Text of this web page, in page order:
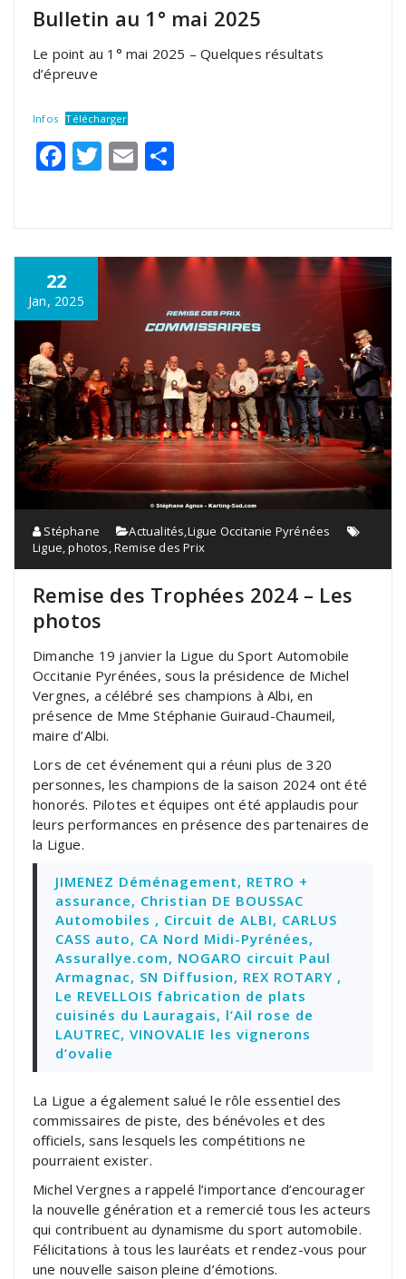
Bulletin au 1° mai 2025
Le point au 1° mai 2025 – Quelques résultats
d’épreuve
Infos Télécharger
Facebook
Twitter
Email
22
Jan, 2025
Stéphane Actualités Ligue Occitanie Pyrénées
Ligue ,photos ,Remise des Prix
Remise des Trophées 2024 – Les
photos
Dimanche 19 janvier la Ligue du Sport Automobile
Occitanie Pyrénées, sous la présidence de Michel
Vergnes, a célébré ses champions à Albi, en
présence de Mme Stéphanie Guiraud-Chaumeil,
maire d’Albi.
Lors de cet événement qui a réuni plus de 320
personnes, les champions de la saison 2024 ont été
honorés. Pilotes et équipes ont été applaudis pour
leurs performances en présence des partenaires de
la Ligue.
JIMENEZ Déménagement, RETRO +
assurance, Christian DE BOUSSAC
Automobiles , Circuit de ALBI, CARLUS
CASS auto, CA Nord Midi-Pyrénées,
Assurallye.com, NOGARO circuit Paul
Armagnac, SN Diffusion, REX ROTARY ,
Le REVELLOIS fabrication de plats
cuisinés du Lauragais, l’Ail rose de
LAUTREC, VINOVALIE les vignerons
d’ovalie
La Ligue a également salué le rôle essentiel des
commissaires de piste, des bénévoles et des
officiels, sans lesquels les compétitions ne
pourraient exister.
Michel Vergnes a rappelé l’importance d’encourager
la nouvelle génération et a remercié tous les acteurs
qui contribuent au dynamisme du sport automobile.
Félicitations à tous les lauréats et rendez-vous pour
une nouvelle saison pleine d’émotions.